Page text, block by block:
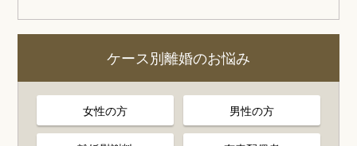
ケース別離婚のお悩み
女性の方 男性の方